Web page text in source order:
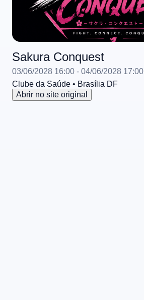
Sakura Conquest
03/06/2028 16:00 - 04/06/2028 17:00
Clube da Saúde • Brasília DF
Abrir no site original